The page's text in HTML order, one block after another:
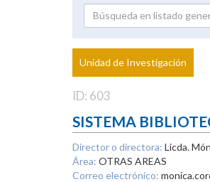
Proyecto
Unidad de Investigación
ID: 603
SISTEMA
Director o directora: Licda.
Área: OTRAS AREAS
Correo electrónico: